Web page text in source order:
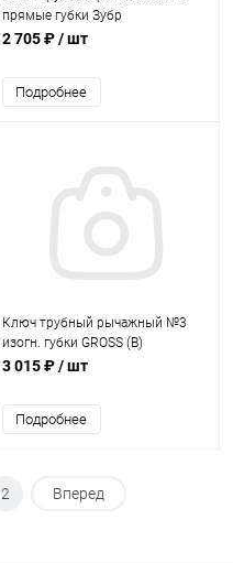
прямые губки Зубр
2 705 ₽/ шт
Подробнее
Ключ трубный рычажный №3
изогн. губки GROSS (B)
3 015 ₽/ шт
Подробнее
2 Вперед